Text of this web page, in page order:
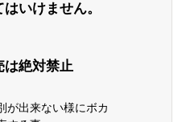
いけません。
は絶対禁止
が出来ない様にボカ